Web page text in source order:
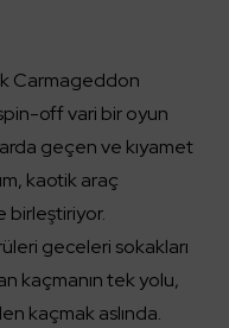
Carmageddon
off vari bir oyun
geçen ve kıyamet
kaotik araç
birleştiriyor.
geceleri sokakları
kaçmanın tek yolu,
kaçmak aslında.